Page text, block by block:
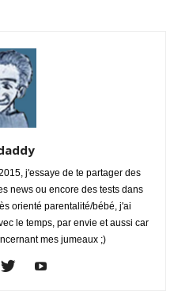
j'essaye de te partager des
news ou encore des tests dans
orienté parentalité/bébé, j'ai
le temps, par envie et aussi car
mes jumeaux ;)